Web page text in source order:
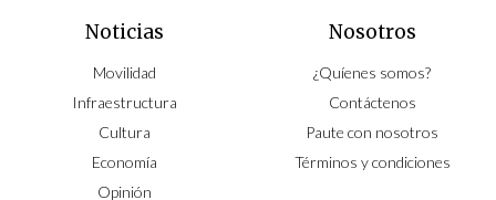
Noticias
Movilidad
Infraestructura
Cultura
Economía
Opinión
Nosotros
¿Quíenes somos?
Contáctenos
Paute con nosotros
Términos y condiciones